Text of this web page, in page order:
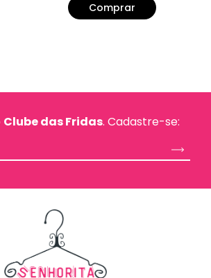
Comprar
Clube das Fridas. Cadastre-se: